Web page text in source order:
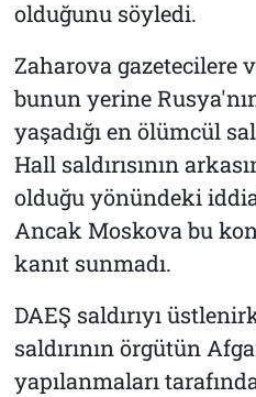
olduğunu söyledi.
Zaharova gazetecilere
bunun yerine
yaşadığı en ölümcül
Hall saldırısının
olduğu yönündeki
Ancak Moskova bu
kanıt sunmadı.
DAEŞ saldırıyı
saldırının örgütün
yapılanmaları